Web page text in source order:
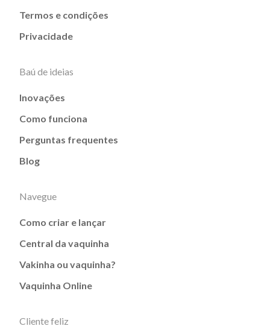
Termos e condições
Privacidade
Baú de ideias
Inovações
Como funciona
Perguntas frequentes
Blog
Navegue
Como criar e lançar
Central da vaquinha
Vakinha ou vaquinha?
Vaquinha Online
Cliente feliz